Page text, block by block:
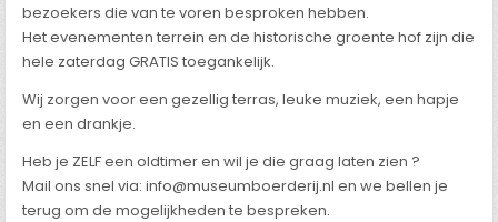
bezoekers die van te voren besproken hebben.
Het evenementen terrein en de historische groente hof zijn die
hele zaterdag GRATIS toegankelijk.
Wij zorgen voor een gezellig terras, leuke muziek, een hapje
en een drankje.
Heb je ZELF een oldtimer en wil je die graag laten zien ?
Mail ons snel via: info@museumboerderij.nl en we bellen je
terug om de mogelijkheden te bespreken.